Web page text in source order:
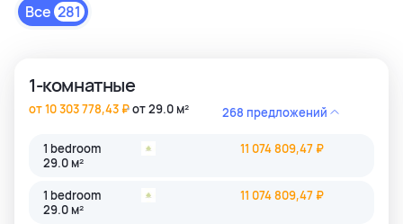
премиального и среднего класса. Среди районов
застройки как престижные комьюнити Бангкока, так и
Все 281
1-комнатные
от 29.0 м²
от 10 303 778,43 ₽ 268 предложений
1 bedroom
29.0 м²
11 074 809,47 ₽
1 bedroom
29.0 м²
11 074 809,47 ₽